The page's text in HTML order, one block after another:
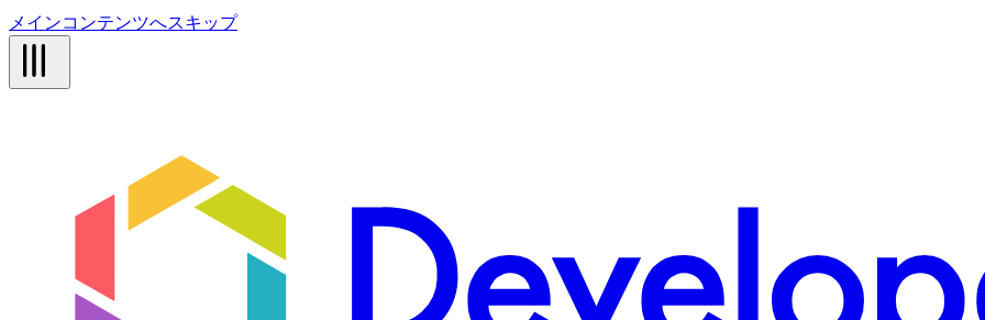
メインコンテンツへスキップ